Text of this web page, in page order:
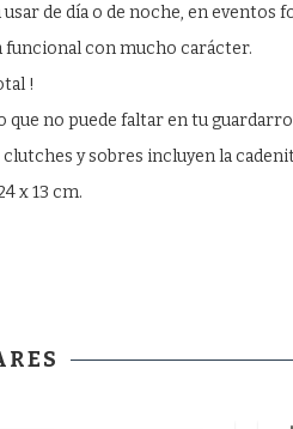
usar de día o de noche, en eventos
funcional con mucho carácter.
!
que no puede faltar en tu
clutches y sobres incluyen la
x 13 cm.